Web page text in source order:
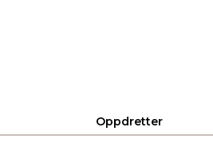
Oppdretter